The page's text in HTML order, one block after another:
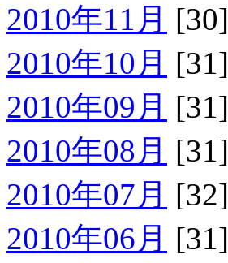
2010年11月 [30]
2010年10月 [31]
2010年09月 [31]
2010年08月 [31]
2010年07月 [32]
2010年06月 [31]